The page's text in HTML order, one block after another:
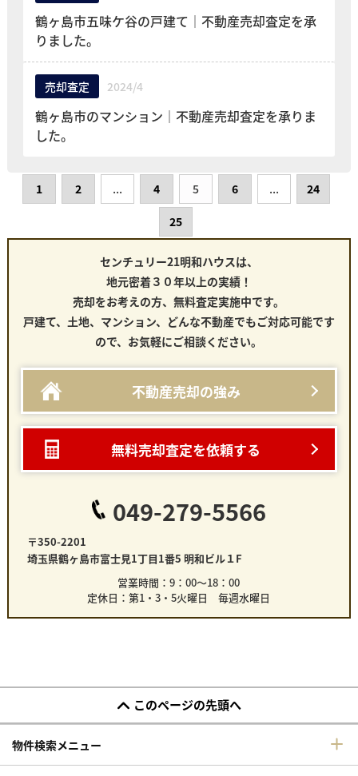
鶴ヶ島市五味ケ谷の戸建て｜不動産売却査定を承
りました。
売却査定 2024/4
鶴ヶ島市のマンション｜不動産売却査定を承りま
した。
1 2 ... 4 5 6 ... 24
25
センチュリー21明和ハウスは、
地元密着３０年以上の実績！
売却をお考えの方、無料査定実施中です。
戸建て、土地、マンション、どんな不動産でもご対応可能です
ので、お気軽にご相談ください。
不動産売却の強み
無料売却査定を依頼する
049-279-5566
〒350-2201
埼玉県鶴ヶ島市富士見1丁目1番5 明和ビル１F
営業時間：9：00～18：00
定休日：第1・3・5火曜日 毎週水曜日
このページの先頭へ
物件検索メニュー